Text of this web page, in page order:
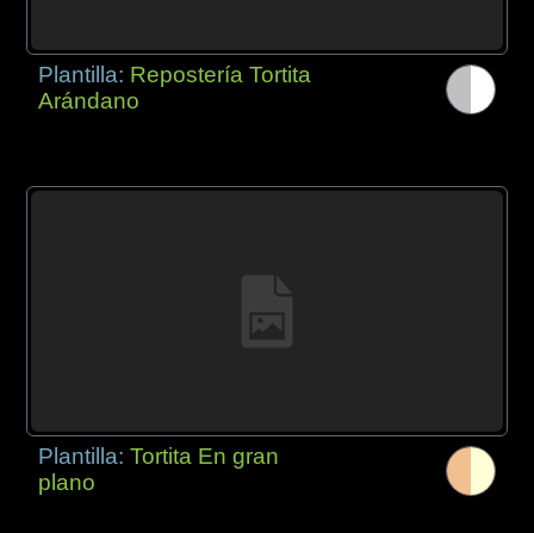
Plantilla: Repostería Tortita
Arándano
Plantilla:Tortita En gran
plano